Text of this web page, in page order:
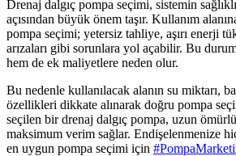
Drenaj dalgıç pompa seçimi, sistemin
açısından büyük önem taşır. Kullanım
pompa seçimi; yetersiz tahliye, aşırı enerji
arızaları gibi sorunlara yol açabilir. Bu
hem de ek maliyetlere neden olur.
Bu nedenle kullanılacak alanın su miktarı,
özellikleri dikkate alınarak doğru pompa
seçilen bir drenaj dalgıç pompa, uzun
maksimum verim sağlar. Endişelenmenize
en uygun pompa seçimi için